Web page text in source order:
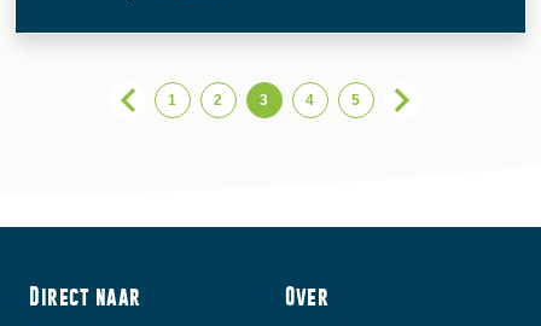
1 2 3 4 5
Direct naar Over